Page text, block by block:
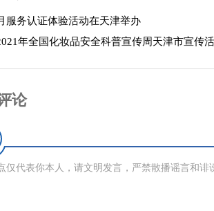
服务认证体验活动在天津举办
年全国化妆品安全科普宣传周天津市宣传
论